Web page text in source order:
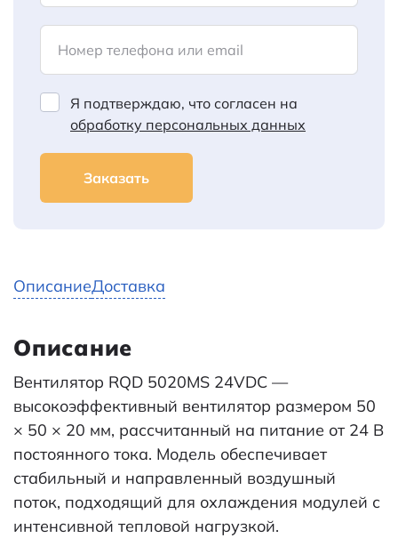
Номер телефона или email
Я подтверждаю, что согласен на
обработку персональных данных
Заказать
ОписаниеДоставка
Описание
Вентилятор RQD 5020MS 24VDC —
высокоэффективный вентилятор размером 50
× 50 × 20 мм, рассчитанный на питание от 24 В
постоянного тока. Модель обеспечивает
стабильный и направленный воздушный
поток, подходящий для охлаждения модулей с
интенсивной тепловой нагрузкой.